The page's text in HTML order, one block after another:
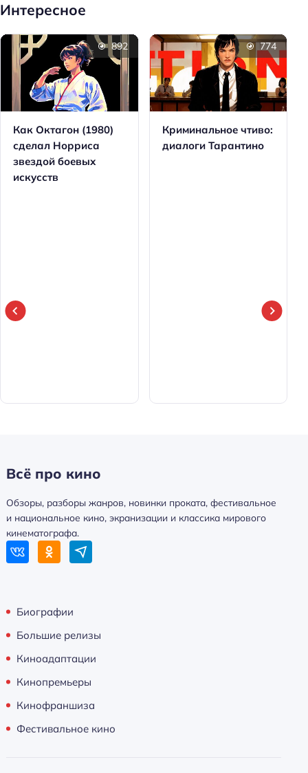
Интересное
Как Октагон (1980)
сделал Норриса
звездой боевых
искусств
892
Криминальное чтиво:
диалоги Тарантино
774
Всё про кино
Обзоры, разборы жанров, новинки проката, фестивальное
и национальное кино, экранизации и классика мирового
кинематографа.
Биографии
Большие релизы
Киноадаптации
Кинопремьеры
Кинофраншиза
Фестивальное кино